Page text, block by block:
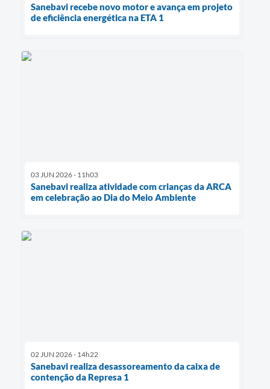
Sanebavi recebe novo motor e avança em projeto
de eficiência energética na ETA 1
03 JUN 2026 - 11h03
Sanebavi realiza atividade com crianças da ARCA
em celebração ao Dia do Meio Ambiente
02 JUN 2026 - 14h22
Sanebavi realiza desassoreamento da caixa de
contenção da Represa 1